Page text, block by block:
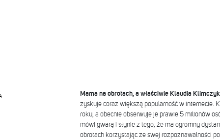
Mama na obrotach, a właściwie Klaudia
zyskuje coraz większą popularność w internecie.
roku, a obecnie obserwuje je prawie 5 milionów
mówi gwarą i słynie z tego, że ma ogromny
obrotach korzystając ze swej rozpoznawalności